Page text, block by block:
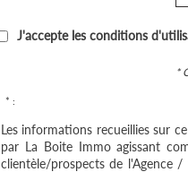
J'accepte les conditions
*
* :
Les informations recueillies sur
par La Boite Immo agissant
clientèle/prospects de l'Agence